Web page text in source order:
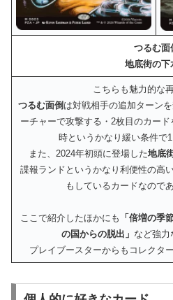
つるむ面
地底街の下
こちらも魅力的な
つるむ面倒 は対戦相手の追加ターン
ーチャーで攻撃する・2枚目のカー
時というかなり緩い条件で1
また、2024年初頭に登場した地底
諜報ランドというかなり利便性の高
もしているカードなので
ここで紹介したほかにも 「倍増の季
の国からの脱出」 など強力
プレイブースターからもコレクタ